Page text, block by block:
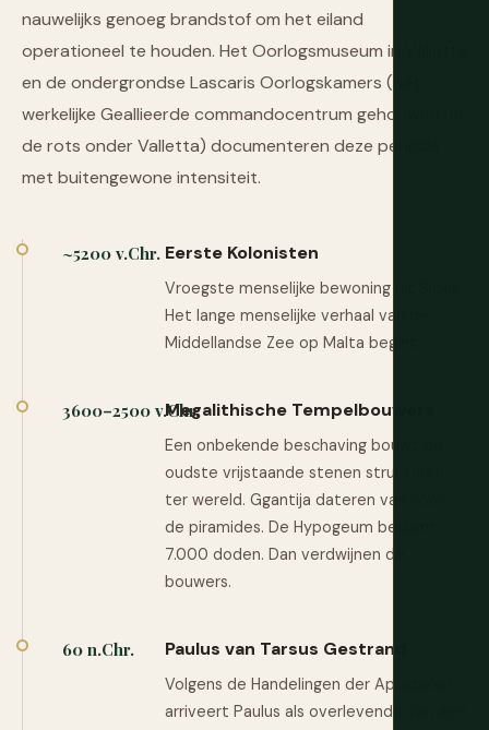
nauwelijks genoeg brandstof om het eiland
operationeel te houden. Het Oorlogsmuseum in Valletta
en de ondergrondse Lascaris Oorlogskamers (het
werkelijke Geallieerde commandocentrum gehouwen uit
de rots onder Valletta) documenteren deze periode
met buitengewone intensiteit.
~5200 v.Chr. Eerste Kolonisten
Vroegste menselijke bewoning uit Sicilië.
Het lange menselijke verhaal van de
Middellandse Zee op Malta begint.
3600–2500 v.Chr.Megalithische Tempelbouwers
Een onbekende beschaving bouwt de
oudste vrijstaande stenen structuren
ter wereld. Ggantija dateren van vóór
de piramides. De Hypogeum bedient
7.000 doden. Dan verdwijnen de
bouwers.
60 n.Chr. Paulus van Tarsus Gestrand
Volgens de Handelingen der Apostelen
arriveert Paulus als overlevende van een